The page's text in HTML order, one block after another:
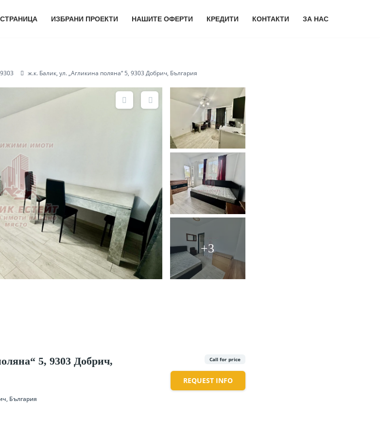
ИЗБРАНИ ПРОЕКТИ НАШИТЕ ОФЕРТИ КРЕДИТИ КОНТАКТИ ЗА НАС
9303 ж.к. Балик, ул. „Агликина поляна“ 5, 9303 Добрич, България
+3
5, 9303 Добрич,
България
Call for price
REQUEST INFO